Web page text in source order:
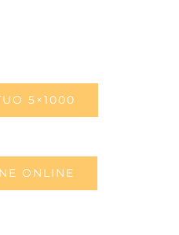
5×1000
ONLINE